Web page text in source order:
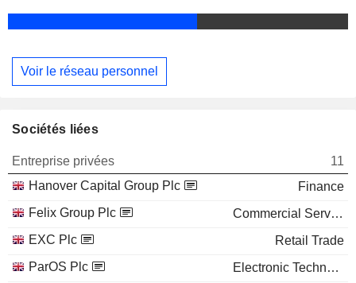
Voir le réseau personnel
Sociétés liées
Entreprise privées
11
Hanover Capital Group Plc
Finance
Felix Group Plc
Commercial Services
EXC Plc
Retail Trade
ParOS Plc
Electronic Technology